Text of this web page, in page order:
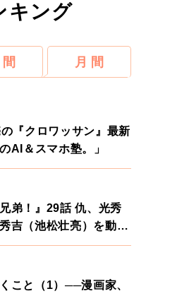
キング
月 間
『クロワッサン』最新
AI＆スマホ塾。」
弟！』29話 仇、光秀
秀吉（池松壮亮）を動か
けた兄弟の分岐点。
こと（1）──漫画家、